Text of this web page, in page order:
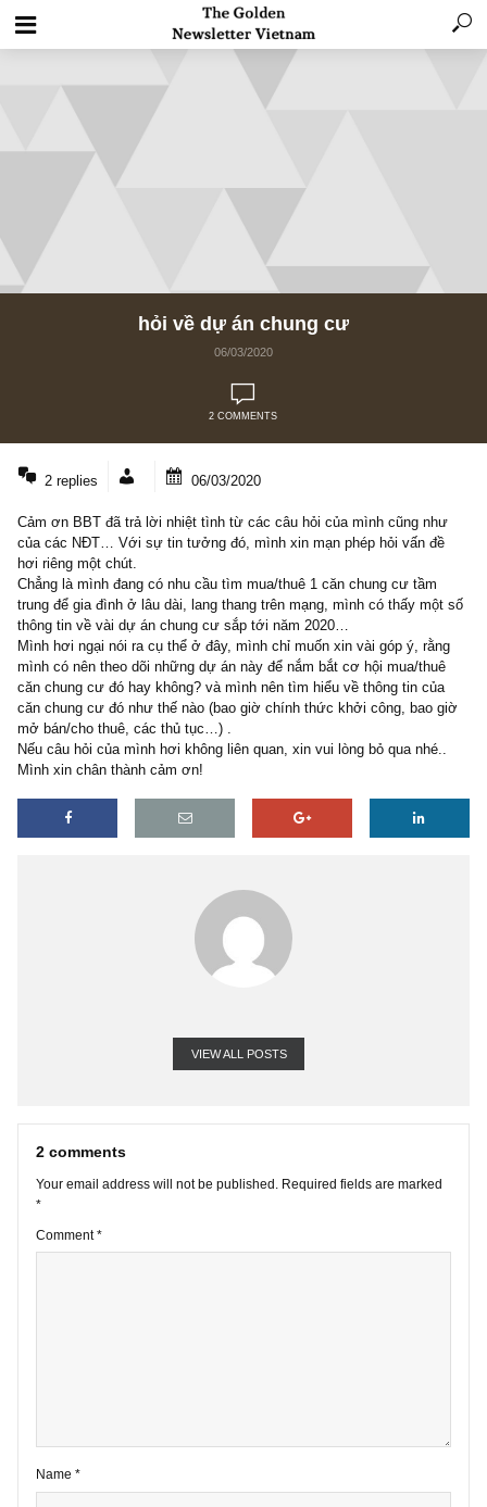
hỏi về dự án chung cư
2 replies 06/03/2020
Cảm ơn BBT đã trả lời nhiệt tình từ các câu hỏi của mình cũng
của các NĐT… Với sự tin tưởng đó, mình xin mạn phép hỏi vấn
hơi riêng một chút.
Chẳng là mình đang có nhu cầu tìm mua/thuê 1 căn chung cư tầm
trung để gia đình ở lâu dài, lang thang trên mạng, mình có thấy
thông tin về vài dự án chung cư sắp tới năm 2020…
Mình hơi ngại nói ra cụ thể ở đây, mình chỉ muốn xin vài góp ý,
mình có nên theo dõi những dự án này để nắm bắt cơ hội mua/
căn chung cư đó hay không? và mình nên tìm hiểu về thông tin
mở bán/cho thuê, các thủ tục…) .